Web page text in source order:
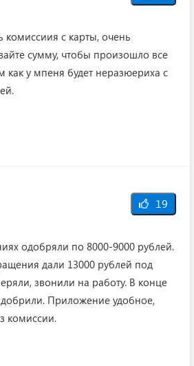
с карты, очень
сумму, чтобы произошло все
как у мпеня будет неразюериха с
19
одобряли по 8000-9000 рублей.
дали 13000 рублей под
звонили на работу. В конце
Приложение удобное,
комиссии.